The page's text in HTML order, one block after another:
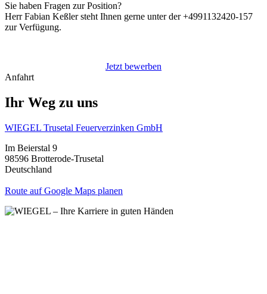
Sie haben Fragen zur Position?
Herr Fabian Keßler steht Ihnen gerne unter der +4991132420-157
zur Verfügung.
Jetzt bewerben
Anfahrt
Ihr Weg zu uns
WIEGEL Trusetal Feuerverzinken GmbH
Im Beierstal 9
98596 Brotterode-Trusetal
Deutschland
Route auf Google Maps planen